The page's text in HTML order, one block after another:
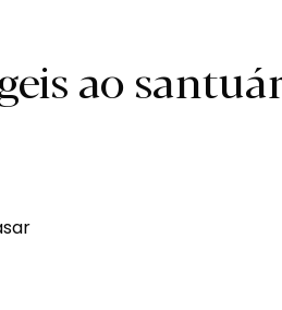
ao